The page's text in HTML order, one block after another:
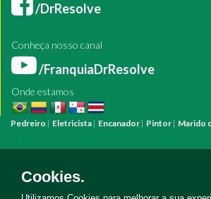
/DrResolve
Conheça nosso canal
/FranquiaDrResolve
Onde estamos
Pedreiro | Eletricista | Encanador | Pintor | Marido
Bombeiro HidráulicoManutenção Predial
ReformaServiço Eletricista
HidráulicaServiço PedreiroServiço Construção
Cookies.